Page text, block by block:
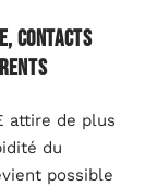
contacts
attire de plus
du
possible